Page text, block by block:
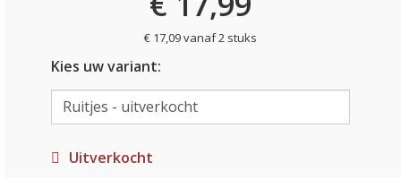
€ 17,09 vanaf 2 stuks
Kies uw variant:
Uitverkocht